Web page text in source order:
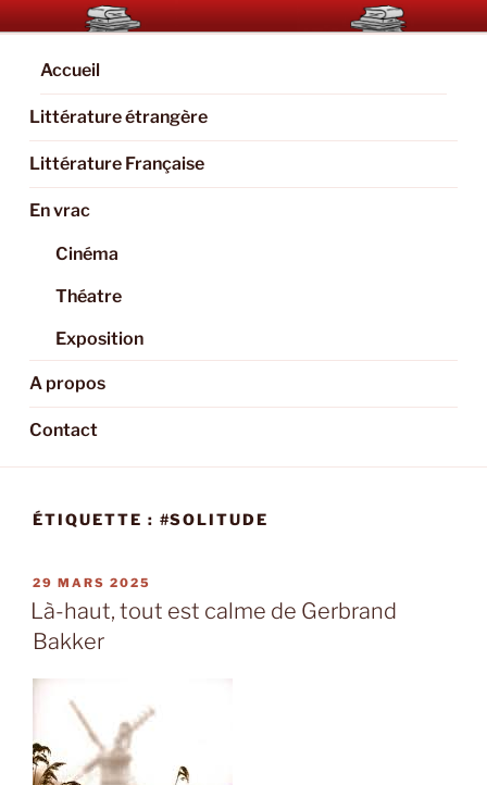
Aller
au
contenu
principal
BOOKAHOLIC.PARIS
Blog Littéraire et Culturel
Accueil
Littérature étrangère
Littérature Française
En vrac
Cinéma
Théatre
Exposition
A propos
Contact
ÉTIQUETTE : #SOLITUDE
PUBLIÉ
LE
29 MARS 2025
Là-haut, tout est calme de Gerbrand
Bakker